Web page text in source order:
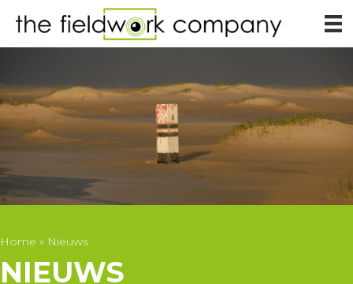
Home » Nieuws
NIEUWS